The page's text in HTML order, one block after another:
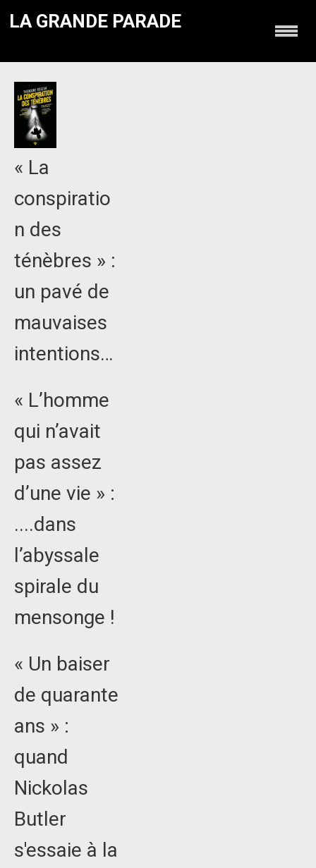
LA GRANDE PARADE
« La
conspiratio
n des
ténèbres » :
un pavé de
mauvaises
intentions…
« L’homme
qui n’avait
pas assez
d’une vie » :
....dans
l’abyssale
spirale du
mensonge !
« Un baiser
de quarante
ans » :
quand
Nickolas
Butler
s'essaie à la